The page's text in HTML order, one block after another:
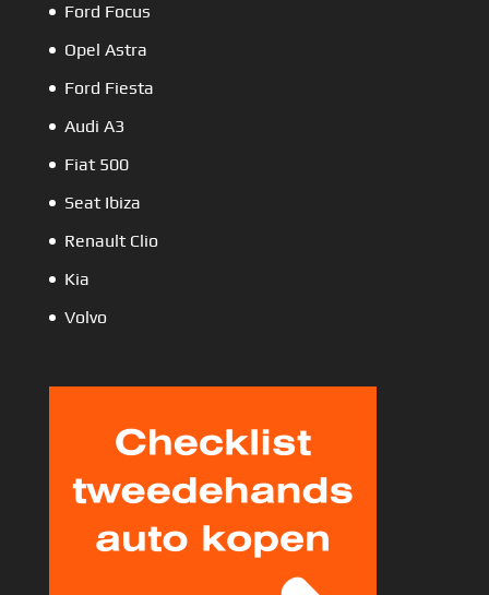
Ford Focus
Opel Astra
Ford Fiesta
Audi A3
Fiat 500
Seat Ibiza
Renault Clio
Kia
Volvo